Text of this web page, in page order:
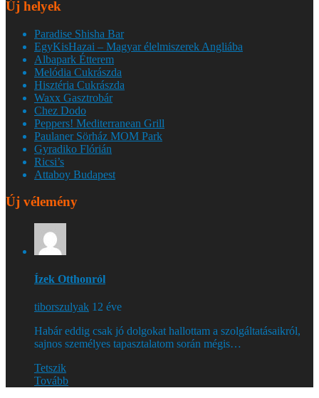
Új helyek
Paradise Shisha Bar
EgyKisHazai – Magyar élelmiszerek Angliába
Albapark Étterem
Melódia Cukrászda
Hisztéria Cukrászda
Waxx Gasztrobár
Chez Dodo
Peppers! Mediterranean Grill
Paulaner Sörház MOM Park
Gyradiko Flórián
Ricsi’s
Attaboy Budapest
Új vélemény
Ízek Otthonról
tiborszulyak 12 éve
Habár eddig csak jó dolgokat hallottam a szolgáltatásaikról,
sajnos személyes tapasztalatom során mégis…
Tetszik
Tovább